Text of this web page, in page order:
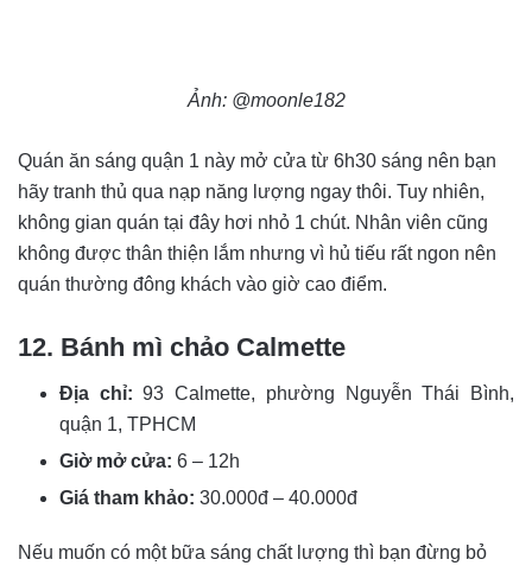
Ảnh: @moonle182
Quán ăn sáng quận 1 này mở cửa từ 6h30 sáng nên bạn
hãy tranh thủ qua nạp năng lượng ngay thôi. Tuy nhiên,
không gian quán tại đây hơi nhỏ 1 chút. Nhân viên cũng
không được thân thiện lắm nhưng vì hủ tiếu rất ngon nên
quán thường đông khách vào giờ cao điểm.
12. Bánh mì chảo Calmette
Địa chỉ:93 Calmette, phường Nguyễn Thái Bình,
quận 1, TPHCM
Giờ mở cửa: 6 – 12h
Giá tham khảo: 30.000đ – 40.000đ
Nếu muốn có một bữa sáng chất lượng thì bạn đừng bỏ